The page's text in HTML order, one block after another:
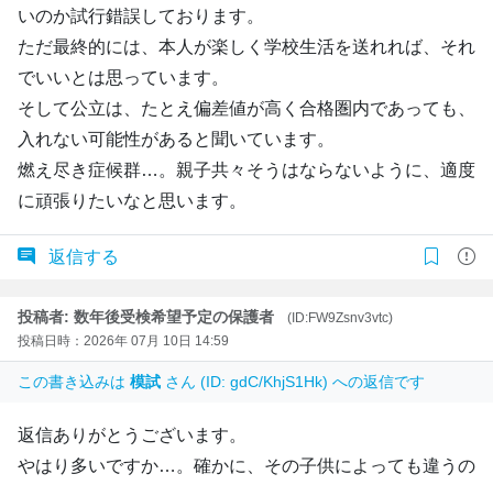
いのか試行錯誤しております。
ただ最終的には、本人が楽しく学校生活を送れれば、それ
でいいとは思っています。
そして公立は、たとえ偏差値が高く合格圏内であっても、
入れない可能性があると聞いています。
燃え尽き症候群…。親子共々そうはならないように、適度
に頑張りたいなと思います。
返信する
投稿者: 数年後受検希望予定の保護者
(ID:FW9Zsnv3vtc)
投稿日時：2026年 07月 10日 14:59
この書き込みは 模試 さん (ID: gdC/KhjS1Hk) への返信です
返信ありがとうございます。
やはり多いですか…。確かに、その子供によっても違うの